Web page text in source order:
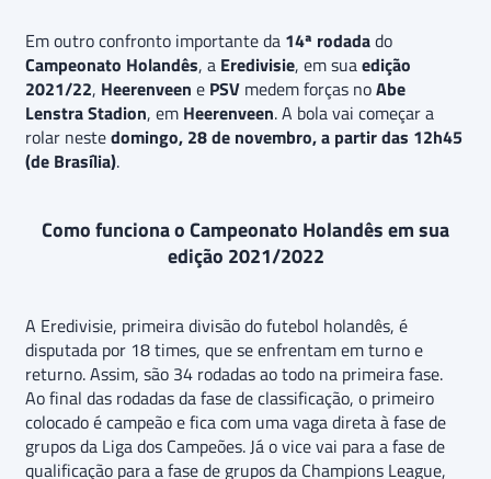
Em outro confronto importante da 14ª rodadado
Campeonato Holandês, a Eredivisie, em suaedição
2021/22, Heerenveen e PSV medem forças noAbe
Lenstra Stadion, em Heerenveen. A bola vai começar a
rolar nestedomingo, 28 de novembro, a partir das 12h45
(de Brasília).
Como funciona o Campeonato Holandês em sua
edição 2021/2022
A Eredivisie, primeira divisão do futebol holandês, é
disputada por 18 times, que se enfrentam em turno e
returno. Assim, são 34 rodadas ao todo na primeira fase.
Ao final das rodadas da fase de classificação, o primeiro
colocado é campeão e fica com uma vaga direta à fase de
grupos da Liga dos Campeões. Já o vice vai para a fase de
qualificação para a fase de grupos da Champions League,